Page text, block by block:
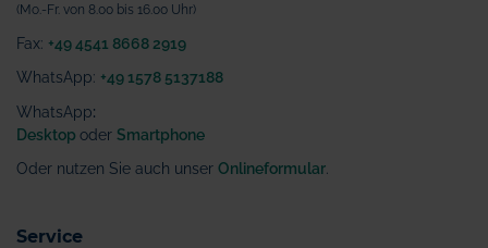
(Mo.-Fr. von 8.00 bis 16.00 Uhr)
Fax: +49 4541 8668 2919
WhatsApp: +49 1578 5137188
WhatsApp:
Desktop oder Smartphone
Oder nutzen Sie auch unser Onlineformular
Service